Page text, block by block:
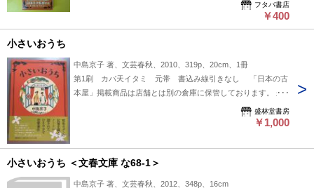
フタバ書店
￥400
小さいおうち
中島京子 著、文芸春秋、2010、319p、20cm、1冊
第1刷 カバ天イタミ 元帯 書込み線引きなし 「日本の古
本屋」掲載商品は店舗とは別の倉庫に保管しております。 来
店し直接御覧になりたい方は事前にご連絡ください。 事前連
絡なく来店されてもご覧頂くことが出来ません。予めご了承く
盛林堂書房
￥1,000
小さいおうち ＜文春文庫 な68-1＞
中島京子 著、文芸春秋、2012、348p、16cm